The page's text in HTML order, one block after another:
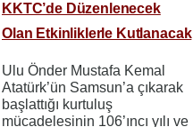
KKTC’de Düzenlenecek
Olan Etkinliklerle Kutlanacak
Ulu Önder Mustafa Kemal
Atatürk’ün Samsun’a çıkarak
başlattığı kurtuluş
mücadelesinin 106’ıncı yılı ve